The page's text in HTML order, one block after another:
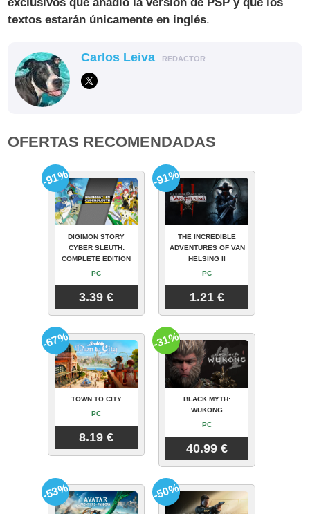
exclusivos que añadió la versión de PSP y que los
textos estarán únicamente en inglés.
Carlos Leiva REDACTOR
OFERTAS RECOMENDADAS
DIGIMON STORY
CYBER SLEUTH:
COMPLETE EDITION
PC
3.39 €
-91%
THE INCREDIBLE
ADVENTURES OF VAN
HELSING II
PC
1.21 €
-91%
TOWN TO CITY
PC
8.19 €
-67%
BLACK MYTH:
WUKONG
PC
40.99 €
-31%
-53% -50%